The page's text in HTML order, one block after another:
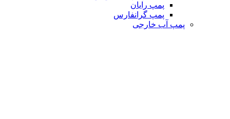
پمپ رایان
پمپ گرانفارس
پمپ آب خارجی